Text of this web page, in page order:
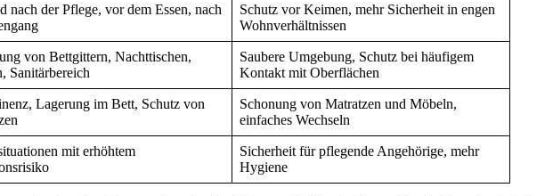
nach der Pflege, vor dem Essen, nach
Schutz vor Keimen, mehr Sicherheit in engen
Wohnverhältnissen
von Bettgittern, Nachttischen,
Sanitärbereich
Saubere Umgebung, Schutz bei häufigem
Kontakt mit Oberflächen
Lagerung im Bett, Schutz von
Schonung von Matratzen und Möbeln,
einfaches Wechseln
mit erhöhtem
Sicherheit für pflegende Angehörige, mehr
Hygiene